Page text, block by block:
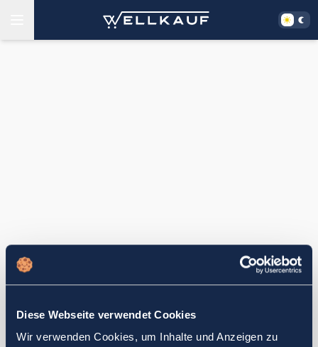
Diese Webseite verwendet Cookies
Wir verwenden Cookies, um Inhalte und Anzeigen zu